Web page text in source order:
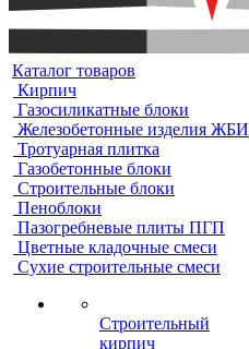
Каталог товаров
Кирпич
Газосиликатные блоки
Железобетонные изделия ЖБИ
Тротуарная плитка
Газобетонные блоки
Строительные блоки
Пеноблоки
Пазогребневые плиты ПГП
Цветные кладочные смеси
Сухие строительные смеси
Строительный
кирпич